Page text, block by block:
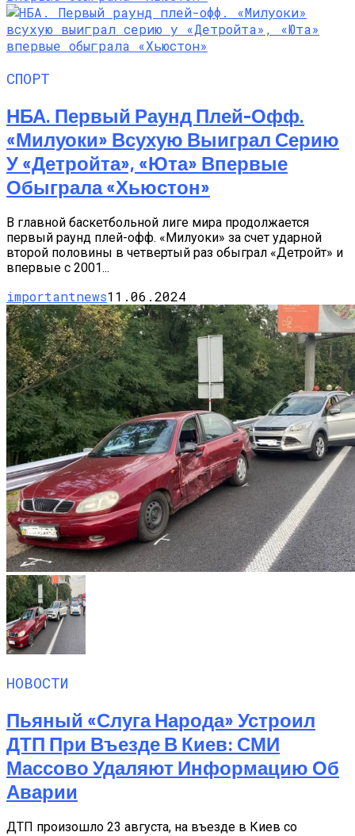
СПОРТ
НБА. Первый Раунд Плей-Офф.
«Милуоки» Всухую Выиграл Серию
У «Детройта», «Юта» Впервые
Обыграла «Хьюстон»
В главной баскетбольной лиге мира продолжается
первый раунд плей-офф. «Милуоки» за счет ударной
второй половины в четвертый раз обыграл «Детройт» и
впервые с 2001...
importantnews11.06.2024
НОВОСТИ
Пьяный «слуга Народа» Устроил
ДТП При Въезде В Киев: СМИ
Массово Удаляют Информацию Об
Аварии
ДТП произошло 23 августа, на въезде в Киев со